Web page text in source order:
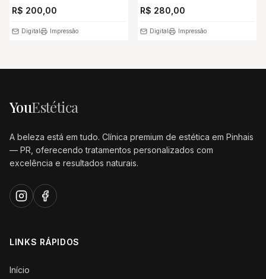
R$ 200,00
Digital Impressão
R$ 280,00
Digital Impressão
YouEstética
A beleza está em tudo. Clínica premium de estética em Pinhais
— PR, oferecendo tratamentos personalizados com
excelência e resultados naturais.
LINKS RÁPIDOS
Início